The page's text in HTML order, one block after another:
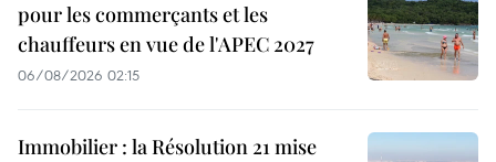
pour les commerçants et les
chauffeurs en vue de l'APEC 2027
06/08/2026 02:15
Immobilier : la Résolution 21 mise